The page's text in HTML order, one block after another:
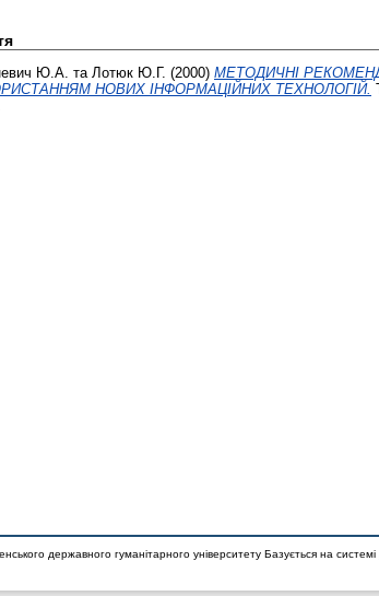
Ю.А. та Лотюк Ю.Г. (2000) МЕТОДИЧНІ
НОВИХ ІНФОРМАЦІЙНИХ ТЕХНОЛОГІЙ.
державного гуманітарного університету Базується на системі